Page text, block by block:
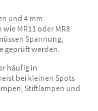
und 4 mm
MR11 oder MR8
Spannung,
geprüft werden.
häufig in
bei kleinen Spots
Stiftlampen und